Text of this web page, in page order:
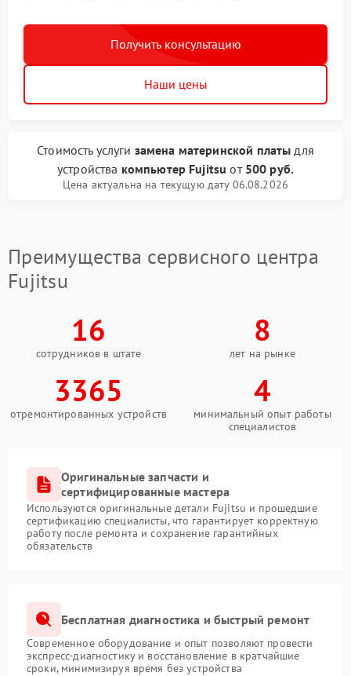
Получить консультацию
Наши цены
Стоимость услуги замена материнской платы для
устройства компьютер Fujitsu от 500 руб.
Цена актуальна на текущую дату 06.08.2026
Преимущества сервисного центра
Fujitsu
16
сотрудников в штате
8
лет на рынке
3365
отремонтированных устройств
4
минимальный опыт работы
специалистов
Оригинальные запчасти и
сертифицированные мастера
Используются оригинальные детали Fujitsu и прошедшие
сертификацию специалисты, что гарантирует корректную
работу после ремонта и сохранение гарантийных
обязательств
Бесплатная диагностика и быстрый ремонт
Современное оборудование и опыт позволяют провести
экспресс-диагностику и восстановление в кратчайшие
сроки, минимизируя время без устройства